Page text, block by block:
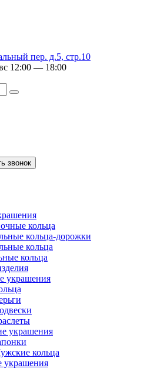
пер. д.5, стр.10
12:00 — 18:00
звонок
кольца
кольца-дорожки
кольца
кольца
украшения
украшения
кольца
украшения